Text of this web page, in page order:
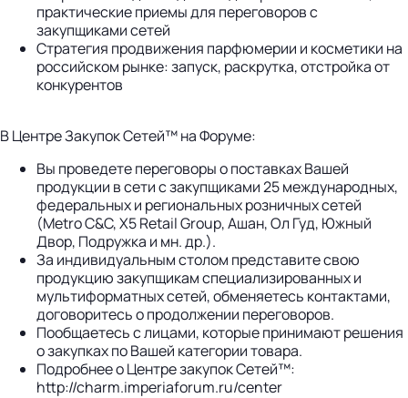
практические приемы для переговоров с
закупщиками сетей
Стратегия продвижения парфюмерии и косметики на
российском рынке: запуск, раскрутка, отстройка от
конкурентов
В Центре Закупок Сетей™ на Форуме:
Вы проведете переговоры о поставках Вашей
продукции в сети с закупщиками 25 международных,
федеральных и региональных розничных сетей
(Metro C&C, X5 Retail Group, Ашан, Ол Гуд, Южный
Двор, Подружка и мн. др.).
За индивидуальным столом представите свою
продукцию закупщикам специализированных и
мультиформатных сетей, обменяетесь контактами,
договоритесь о продолжении переговоров.
Пообщаетесь с лицами, которые принимают решения
о закупках по Вашей категории товара.
Подробнее о Центре закупок Сетей™:
http://charm.imperiaforum.ru/center